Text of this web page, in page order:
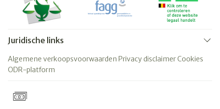
Juridische links
Algemene verkoopsvoorwaarden Privacy disclaimerCookies
ODR-platform